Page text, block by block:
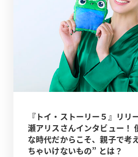
『トイ・ストーリー５』リリ
瀬アリスさんインタビュー！
な時代だからこそ、親子で考
ちゃいけないもの” とは？